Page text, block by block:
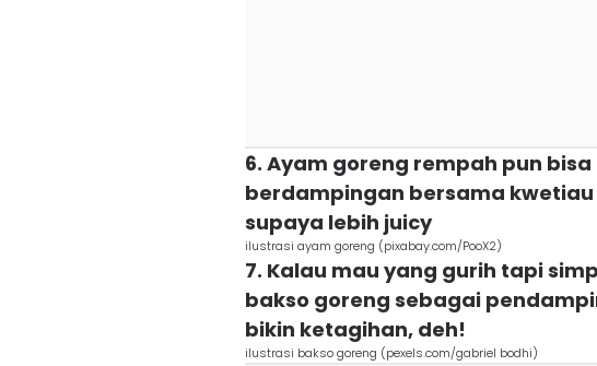
6. Ayam goreng rempah pun
berdampingan bersama kwetiau
supaya lebih juicy
ilustrasi ayam goreng (pixabay.com/PooX2)
7. Kalau mau yang gurih tapi
bakso goreng sebagai
bikin ketagihan, deh!
ilustrasi bakso goreng (pexels.com/gabriel bodhi)